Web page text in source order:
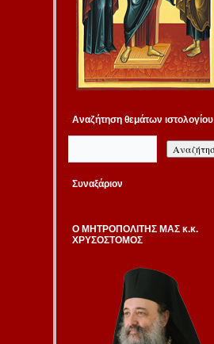
Αναζήτηση θεμάτων ιστολογίου
Συναξάριον
Ο ΜΗΤΡΟΠΟΛΙΤΗΣ ΜΑΣ κ.κ.
ΧΡΥΣΟΣΤΟΜΟΣ